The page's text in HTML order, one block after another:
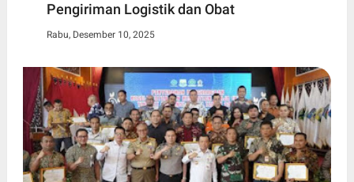
Pengiriman Logistik dan Obat
Rabu, Desember 10, 2025